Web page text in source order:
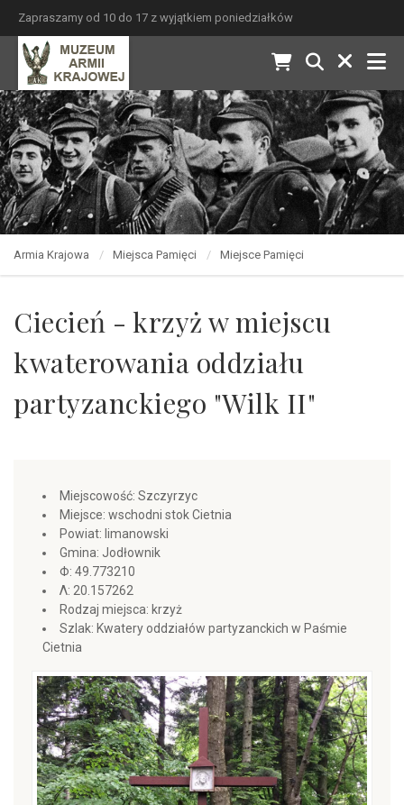
Zapraszamy od 10 do 17 z wyjątkiem poniedziałków
Armia Krajowa Miejsca Pamięci Miejsce Pamięci
Ciecień - krzyż w miejscu
kwaterowania oddziału
partyzanckiego "Wilk II"
Miejscowość: Szczyrzyc
Miejsce: wschodni stok Cietnia
Powiat: limanowski
Gmina: Jodłownik
Φ: 49.773210
Λ: 20.157262
Rodzaj miejsca: krzyż
Szlak: Kwatery oddziałów partyzanckich w Paśmie
Cietnia